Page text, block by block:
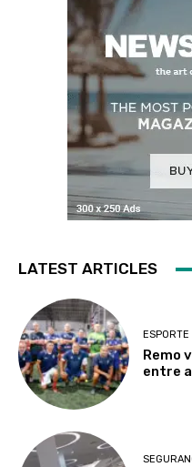
LATEST ARTICLES
ESPORTE
Remo
entre